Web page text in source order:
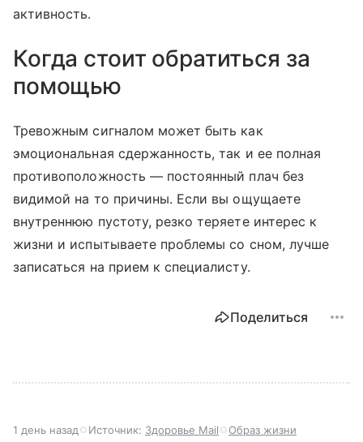
активность.
Когда стоит обратиться за
помощью
Тревожным сигналом может быть как
эмоциональная сдержанность, так и ее полная
противоположность — постоянный плач без
видимой на то причины. Если вы ощущаете
внутреннюю пустоту, резко теряете интерес к
жизни и испытываете проблемы со сном, лучше
записаться на прием к специалисту.
Поделиться
1 день назад Источник: Здоровье Mail Образ жизни